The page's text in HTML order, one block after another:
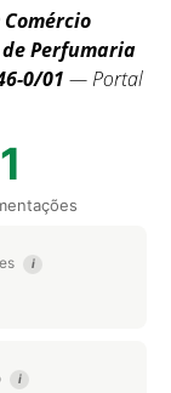
Comércio
Perfumaria
0/01 — Portal
i
i